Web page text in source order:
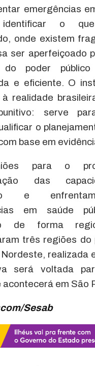
emergências
identificar o
onde existem
ser aperfeiçoado
do poder
e eficiente. O
à realidade
serve
o
base em
para o
das
e
em saúde
de forma
três regiões do
realizada
será voltada
acontecerá em São
Sesab